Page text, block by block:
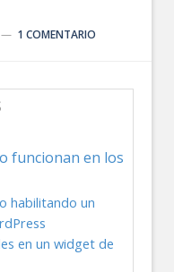
1 COMENTARIO
funcionan en los
habilitando un
en un widget de